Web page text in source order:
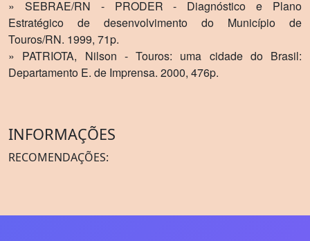
» SEBRAE/RN - PRODER - Diagnóstico e Plano
Estratégico de desenvolvimento do Municí­pio de
Touros/RN. 1999, 71p.
» PATRIOTA, Nilson - Touros: uma cidade do Brasil:
Departamento E. de Imprensa. 2000, 476p.
INFORMAÇÕES
RECOMENDAÇÕES: